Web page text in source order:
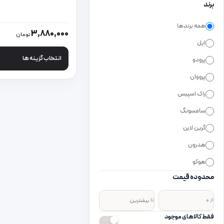
برند
همه برندها
اپل
پرودو
پرووان
راک اسپیس
سامسونگ
گرین لاین
هدرون
هوکو
محدوده قیمت
از تا
فقط کالاهای موجود
3,880,000تومان
انتخاب گزینه ها
این محصول دارای